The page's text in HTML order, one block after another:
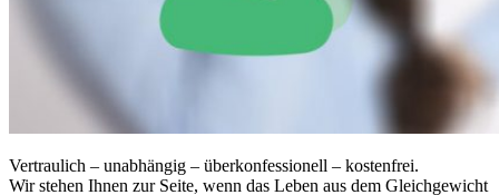
Vertraulich – unabhängig – überkonfessionell – kostenfrei.
Wir stehen Ihnen zur Seite, wenn das Leben aus dem Gleichgewicht